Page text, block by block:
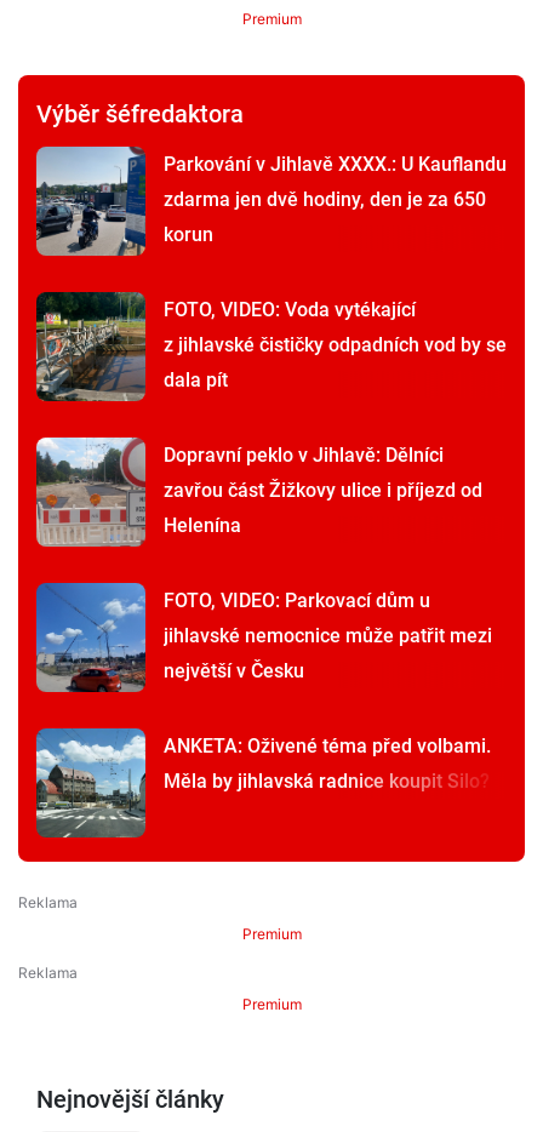
Premium
Výběr šéfredaktora
Parkování v Jihlavě XXXX.: U Kauflandu
zdarma jen dvě hodiny, den je za 650
korun
FOTO, VIDEO: Voda vytékající
z jihlavské čističky odpadních vod by se
dala pít
Dopravní peklo v Jihlavě: Dělníci
zavřou část Žižkovy ulice i příjezd od
Helenína
FOTO, VIDEO: Parkovací dům u
jihlavské nemocnice může patřit mezi
největší v Česku
ANKETA: Oživené téma před volbami.
Měla by jihlavská radnice koupit Silo?
Premium
Premium
Nejnovější články